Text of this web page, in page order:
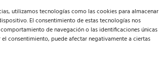
utilizamos tecnologías como las cookies para almacenar
El consentimiento de estas tecnologías nos
de navegación o las identificaciones únicas
consentimiento, puede afectar negativamente a ciertas